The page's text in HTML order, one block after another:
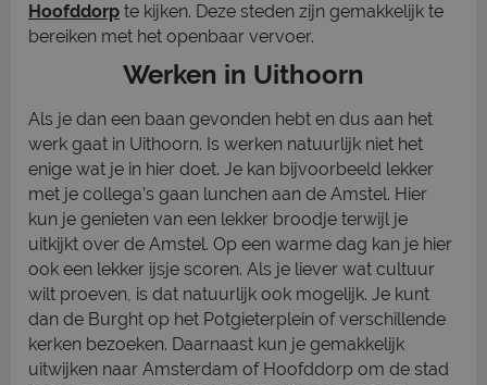
Hoofddorp te kijken. Deze steden zijn gemakkelijk te
bereiken met het openbaar vervoer.
Werken in Uithoorn
Als je dan een baan gevonden hebt en dus aan het
werk gaat in Uithoorn. Is werken natuurlijk niet het
enige wat je in hier doet. Je kan bijvoorbeeld lekker
met je collega’s gaan lunchen aan de Amstel. Hier
kun je genieten van een lekker broodje terwijl je
uitkijkt over de Amstel. Op een warme dag kan je hier
ook een lekker ijsje scoren. Als je liever wat cultuur
wilt proeven, is dat natuurlijk ook mogelijk. Je kunt
dan de Burght op het Potgieterplein of verschillende
kerken bezoeken. Daarnaast kun je gemakkelijk
uitwijken naar Amsterdam of Hoofddorp om de stad